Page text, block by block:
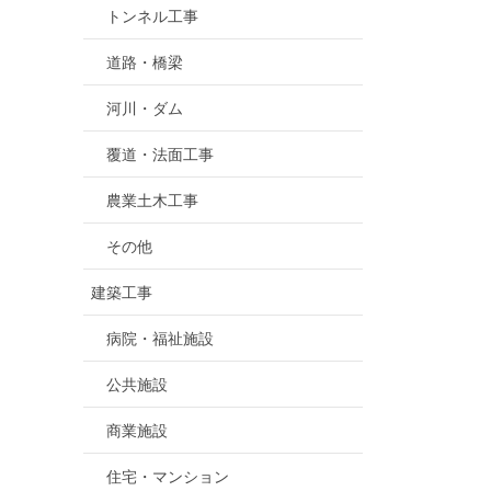
トンネル工事
道路・橋梁
河川・ダム
覆道・法面工事
農業土木工事
その他
建築工事
病院・福祉施設
公共施設
商業施設
住宅・マンション